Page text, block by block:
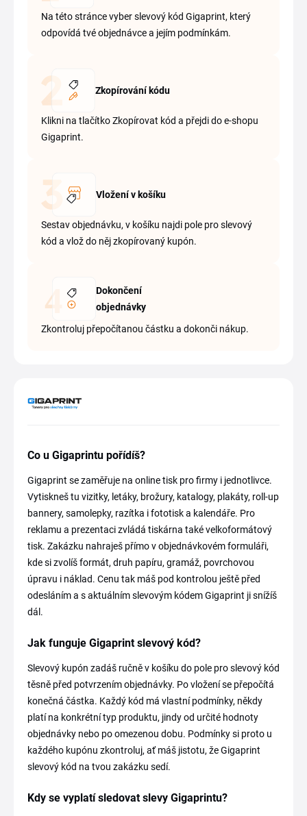
Na této stránce vyber slevový kód Gigaprint, který
odpovídá tvé objednávce a jejím podmínkám.
Zkopírování kódu
Klikni na tlačítko Zkopírovat kód a přejdi do e-shopu
Gigaprint.
Vložení v košíku
Sestav objednávku, v košíku najdi pole pro slevový
kód a vlož do něj zkopírovaný kupón.
Dokončení
objednávky
Zkontroluj přepočítanou částku a dokonči nákup.
Co u Gigaprintu pořídíš?
Gigaprint se zaměřuje na online tisk pro firmy i jednotlivce.
Vytiskneš tu vizitky, letáky, brožury, katalogy, plakáty, roll-up
bannery, samolepky, razítka i fototisk a kalendáře. Pro
reklamu a prezentaci zvládá tiskárna také velkoformátový
tisk. Zakázku nahraješ přímo v objednávkovém formuláři,
kde si zvolíš formát, druh papíru, gramáž, povrchovou
úpravu i náklad. Cenu tak máš pod kontrolou ještě před
odesláním a s aktuálním slevovým kódem Gigaprint ji snížíš
dál.
Jak funguje Gigaprint slevový kód?
Slevový kupón zadáš ručně v košíku do pole pro slevový kód
těsně před potvrzením objednávky. Po vložení se přepočítá
konečná částka. Každý kód má vlastní podmínky, někdy
platí na konkrétní typ produktu, jindy od určité hodnoty
objednávky nebo po omezenou dobu. Podmínky si proto u
každého kupónu zkontroluj, ať máš jistotu, že Gigaprint
slevový kód na tvou zakázku sedí.
Kdy se vyplatí sledovat slevy Gigaprintu?